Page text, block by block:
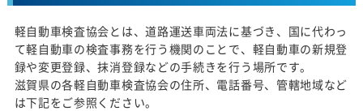
軽自動車検査協会とは、道路運送車両法に基づき、国に代わっ
て軽自動車の検査事務を行う機関のことで、軽自動車の新規登
録や変更登録、抹消登録などの手続きを行う場所です。
滋賀県の各軽自動車検査協会の住所、電話番号、管轄地域など
は下記をご参照ください。